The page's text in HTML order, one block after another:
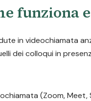
funziona
in videochiamata
dei colloqui in
(Zoom,